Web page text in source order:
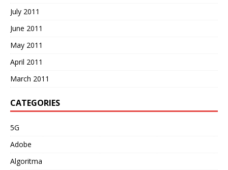
July 2011
June 2011
May 2011
April 2011
March 2011
CATEGORIES
5G
Adobe
Algoritma